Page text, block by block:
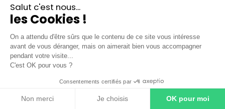
Lettre de résiliation assurance emprunteur
Lois relatives à l'assurance de prêt
Guides
Guide de l'assurance de prêt
Les garanties
Salut c'est nous...
les Cookies !
On a attendu d'être sûrs que le contenu de ce site vous intéresse
avant de vous déranger, mais on aimerait bien vous accompagner
pendant votre visite...
C'est OK pour vous ?
Consentements certifiés par
Non merci Je choisis OK pour moi